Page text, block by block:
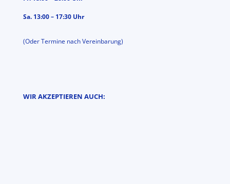
Sa. 13:00 – 17:30 Uhr
(Oder Termine nach Vereinbarung)
WIR AKZEPTIEREN AUCH: